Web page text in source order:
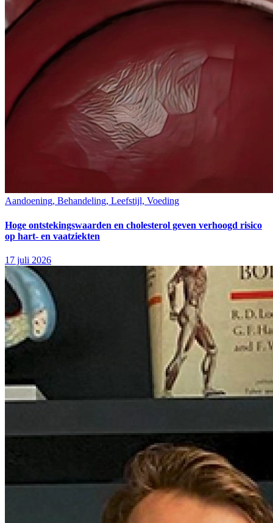
Aandoening, Behandeling, Leefstijl, Voeding
Hoge ontstekingswaarden en cholesterol geven verhoogd risico
op hart- en vaatziekten
17 juli 2026